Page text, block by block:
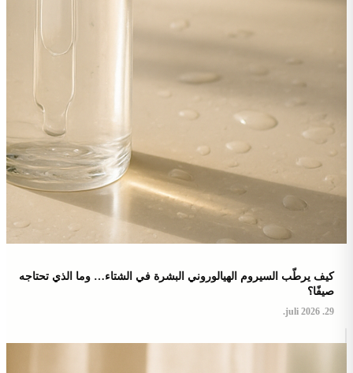
كيف يرطّب السيروم الهيالوروني البشرة في الشتاء… وما الذي تحتاجه
صيفًا؟
29. juli 2026.